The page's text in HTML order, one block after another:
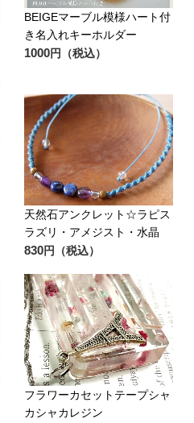
BEIGEマーブル模様ハート付
き名入れキーホルダー
1000円（税込）
天然石アンクレット☆ラピス
ラズリ・アメジスト・水晶
830円（税込）
フラワーカセットテープシャ
カシャカレジン